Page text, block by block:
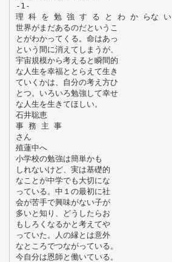
-1-
理 科 を 勉 強 す る と わ か らな い
世界がまだあるのだというこ
とがわかってくる。命はあっ
という間に消えてしまうが、
宇宙規模から考えると瞬間的
な人生を幸福ととらえて生き
ていくかは、自分の考え方ひ
とつ。いろいろ勉強して幸せ
な人生を生きてほしい。
石井聡恵
事 務 主 事
さん
殖蓮中へ
小学校の勉強は簡単かも
しれないけど、実は基礎的
なことが中学でも大切にな
っている。中１の最初に社
会が苦手で興味がない子が
多いと知り、どうしたらお
もしろくなるかと考えてや
っていた。人の縁とは意外
なところでつながっている。
今自分は恩師と働いている。